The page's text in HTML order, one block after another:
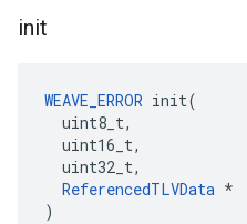
init
WEAVE_ERROR init(
  uint8_t,
  uint16_t,
  uint32_t,
ReferencedTLVData *
)